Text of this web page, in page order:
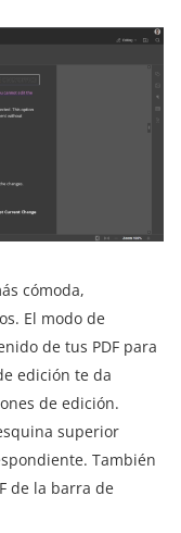
cómoda,
El modo de
de tus PDF para
edición te da
de edición.
superior
También
de la barra de